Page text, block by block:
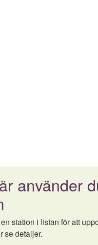
använder
station i listan för att
se detaljer.